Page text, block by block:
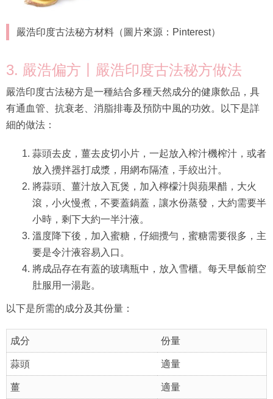
嚴浩印度古法秘方材料（圖片來源：Pinterest）
3. 嚴浩偏方丨嚴浩印度古法秘方做法
嚴浩印度古法秘方是一種結合多種天然成分的健康飲品，具
有通血管、抗衰老、消脂排毒及預防中風的功效。以下是詳
細的做法：
蒜頭去皮，薑去皮切小片，一起放入榨汁機榨汁，或者
放入攪拌器打成漿，用網布隔渣，手絞出汁。
將蒜頭、薑汁放入瓦煲，加入檸檬汁與蘋果醋，大火
滾，小火慢煮，不要蓋鍋蓋，讓水份蒸發，大約需要半
小時，剩下大約一半汁液。
溫度降下後，加入蜜糖，仔細攪勻，蜜糖需要很多，主
要是令汁液容易入口。
將成品存在有蓋的玻璃瓶中，放入雪櫃。每天早飯前空
肚服用一湯匙。
以下是所需的成分及其份量：
成分 份量
蒜頭 適量
薑 適量